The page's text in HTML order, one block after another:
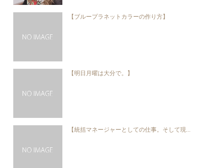
【ブループラネットカラーの作り方】
【明日月曜は大分で。】
【統括マネージャーとしての仕事。そして現...